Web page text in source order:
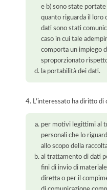
e b) sono state portate
quanto riguarda il loro
dati sono stati
caso in cui tale
comporta un impiego
sproporzionato
la portabilità dei dati.
4. L'interessato ha diritto di
per motivi legittimi al
personali che lo
allo scopo della
al trattamento di dati
fini di invio di
diretta o per il